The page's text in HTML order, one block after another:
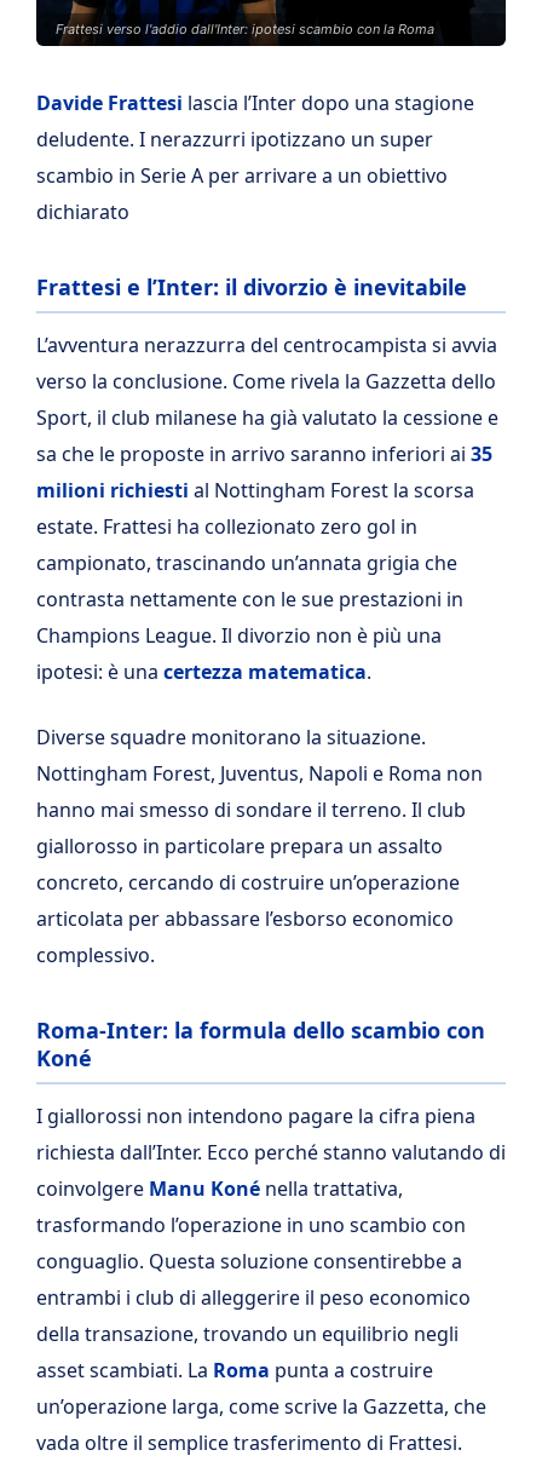
Frattesi verso l'addio dall'Inter: ipotesi scambio con la Roma
Davide Frattesi lascia l’Inter dopo una stagione
deludente. I nerazzurri ipotizzano un super
scambio in Serie A per arrivare a un obiettivo
dichiarato
Frattesi e l’Inter: il divorzio è inevitabile
L’avventura nerazzurra del centrocampista si avvia
verso la conclusione. Come rivela la Gazzetta dello
Sport, il club milanese ha già valutato la cessione e
sa che le proposte in arrivo saranno inferiori ai 35
milioni richiesti al Nottingham Forest la scorsa
estate. Frattesi ha collezionato zero gol in
campionato, trascinando un’annata grigia che
contrasta nettamente con le sue prestazioni in
Champions League. Il divorzio non è più una
ipotesi: è una certezza matematica.
Diverse squadre monitorano la situazione.
Nottingham Forest, Juventus, Napoli e Roma non
hanno mai smesso di sondare il terreno. Il club
giallorosso in particolare prepara un assalto
concreto, cercando di costruire un’operazione
articolata per abbassare l’esborso economico
complessivo.
Roma-Inter: la formula dello scambio con
Koné
I giallorossi non intendono pagare la cifra piena
richiesta dall’Inter. Ecco perché stanno valutando di
coinvolgere Manu Koné nella trattativa,
trasformando l’operazione in uno scambio con
conguaglio. Questa soluzione consentirebbe a
entrambi i club di alleggerire il peso economico
della transazione, trovando un equilibrio negli
asset scambiati. La Roma punta a costruire
un’operazione larga, come scrive la Gazzetta, che
vada oltre il semplice trasferimento di Frattesi.